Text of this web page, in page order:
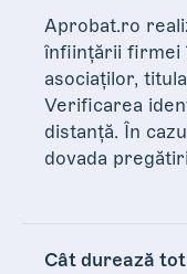
Aprobat.ro
înființării firmei
asociaților,
Verificarea
distanță. În
dovada
Cât durează